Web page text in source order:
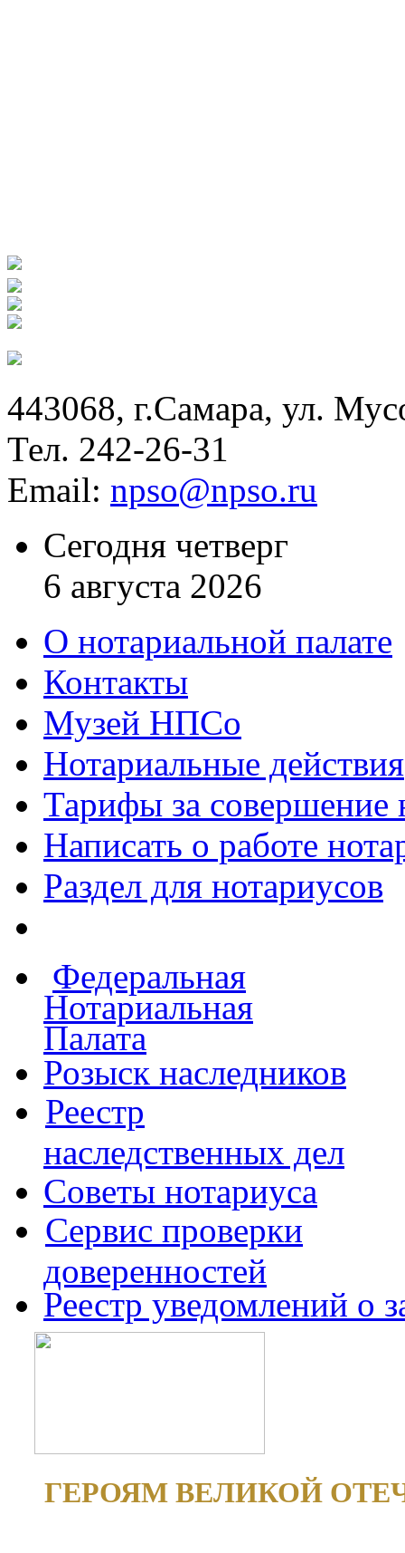
443068, г.Самара, ул.
Тел. 242-26-31
Email: npso@npso.ru
Сегодня четверг
6 августа 2026
О нотариальной палате
Контакты
Музей НПСо
Нотариальные действия
Тарифы за совершение
Написать о работе
Раздел для нотариусов
Федеральная
Нотариальная
Палата
Розыск наследников
Реестр
наследственных дел
Советы нотариуса
Сервис проверки
доверенностей
Реестр уведомлений о
ГЕРОЯМ ВЕЛИКОЙ